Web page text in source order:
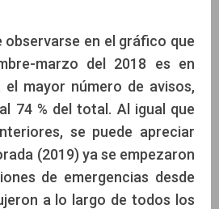
observarse en el gráfico que
marzo del 2018 es en
mayor número de avisos,
74 % del total. Al igual que
se puede apreciar
(2019) ya se empezaron
de emergencias desde
a lo largo de todos los